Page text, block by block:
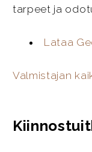
tarpeet ja
Lataa
Valmistajan